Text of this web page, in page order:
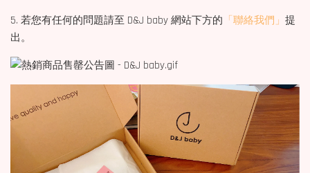
5. 若您有任何的問題請至 D&J baby 網站下方的 「聯絡我們」 提
出。